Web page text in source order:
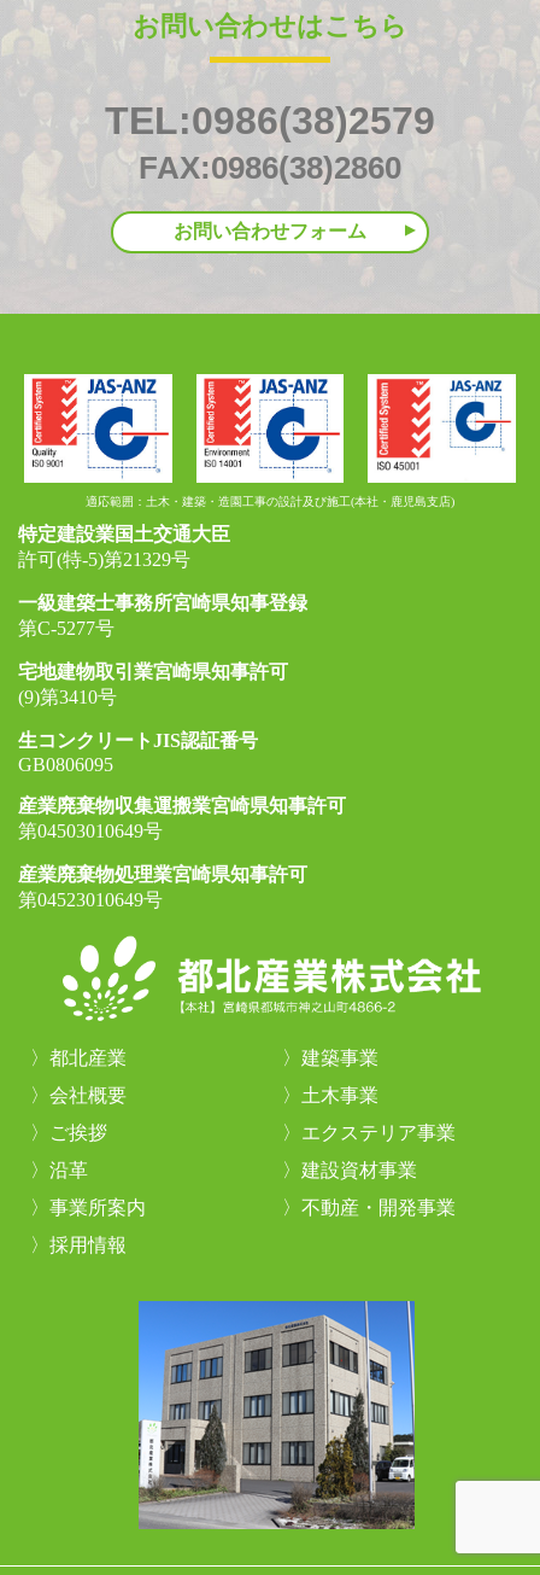
お問い合わせはこちら
TEL:0986(38)2579
FAX:0986(38)2860
お問い合わせフォーム
適応範囲：土木・建築・造園工事の設計及び施工(本社・鹿児島支店)
特定建設業国土交通大臣
許可(特-5)第21329号
一級建築士事務所宮崎県知事登録
第C-5277号
宅地建物取引業宮崎県知事許可
(9)第3410号
生コンクリートJIS認証番号
GB0806095
産業廃棄物収集運搬業宮崎県知事許可
第04503010649号
産業廃棄物処理業宮崎県知事許可
第04523010649号
都北産業
建築事業
会社概要
土木事業
ご挨拶
エクステリア事業
沿革
建設資材事業
事業所案内
不動産・開発事業
採用情報